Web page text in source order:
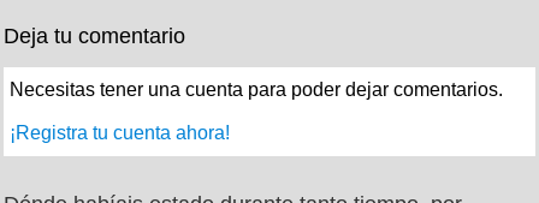
Deja tu comentario
Necesitas tener una cuenta para poder dejar comentarios.
¡Registra tu cuenta ahora!